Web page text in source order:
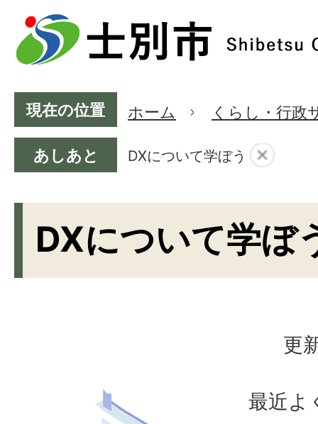
現在の位置 ホーム くらし・行政
あしあと DXについて学ぼう
DXについて学ぼ
更
最近よ